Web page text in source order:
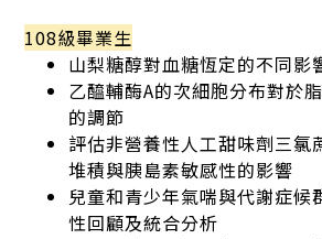
108級畢業生
山梨糖醇對血糖恆定的不同影
乙醯輔酶A的次細胞分布對於
的調節
評估非營養性人工甜味劑三氯
堆積與胰島素敏感性的影響
兒童和青少年氣喘與代謝症候
性回顧及統合分析